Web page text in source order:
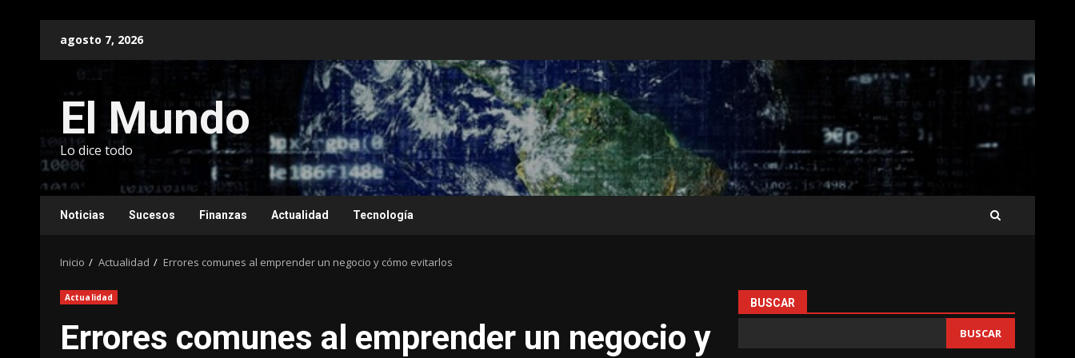
agosto 7, 2026
El Mundo
Lo dice todo
Noticias Sucesos Finanzas Actualidad Tecnología
Inicio Actualidad Errores comunes al emprender un negocio y cómo evitarlos
Actualidad
Errores comunes al emprender un negocio y
BUSCAR
BUSCAR